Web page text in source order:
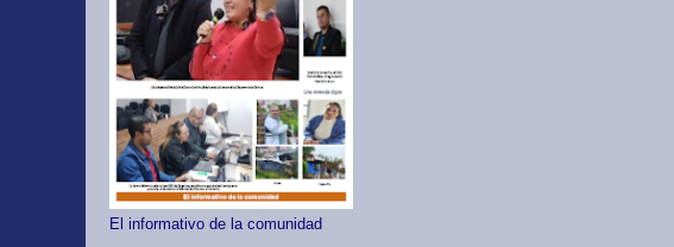
El informativo de la comunidad